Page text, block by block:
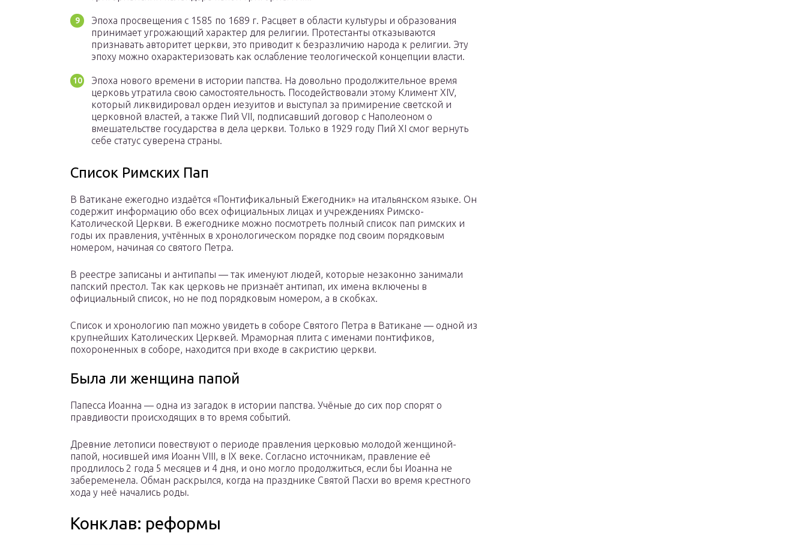
Эпоха просвещения с 1585 по 1689 г. Расцвет в области культуры и образования
принимает угрожающий характер для религии. Протестанты отказываются
признавать авторитет церкви, это приводит к безразличию народа к религии. Эту
эпоху можно охарактеризовать как ослабление теологической концепции власти.
Эпоха нового времени в истории папства. На довольно продолжительное время
церковь утратила свою самостоятельность. Посодействовали этому Климент XIV,
который ликвидировал орден иезуитов и выступал за примирение светской и
церковной властей, а также Пий VII, подписавший договор с Наполеоном о
вмешательстве государства в дела церкви. Только в 1929 году Пий XI смог вернуть
себе статус суверена страны.
Список Римских Пап
В Ватикане ежегодно издаётся «Понтификальный Ежегодник» на итальянском языке. Он
содержит информацию обо всех официальных лицах и учреждениях Римско-
Католической Церкви. В ежегоднике можно посмотреть полный список пап римских и
годы их правления, учтённых в хронологическом порядке под своим порядковым
номером, начиная со святого Петра.
В реестре записаны и антипапы — так именуют людей, которые незаконно занимали
папский престол. Так как церковь не признаёт антипап, их имена включены в
официальный список, но не под порядковым номером, а в скобках.
Список и хронологию пап можно увидеть в соборе Святого Петра в Ватикане — одной из
крупнейших Католических Церквей. Мраморная плита с именами понтификов,
похороненных в соборе, находится при входе в сакристию церкви.
Была ли женщина папой
Папесса Иоанна — одна из загадок в истории папства. Учёные до сих пор спорят о
правдивости происходящих в то время событий.
Древние летописи повествуют о периоде правления церковью молодой женщиной-
папой, носившей имя Иоанн VIII, в IX веке. Согласно источникам, правление её
продлилось 2 года 5 месяцев и 4 дня, и оно могло продолжиться, если бы Иоанна не
забеременела. Обман раскрылся, когда на празднике Святой Пасхи во время крестного
хода у неё начались роды.
Конклав: реформы